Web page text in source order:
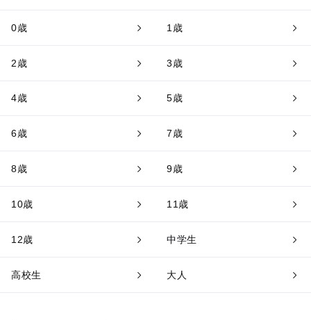
0歳 1歳
2歳 3歳
4歳 5歳
6歳 7歳
8歳 9歳
10歳 11歳
12歳 中学生
高校生 大人